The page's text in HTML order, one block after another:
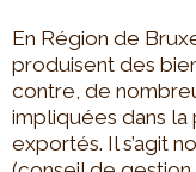
En Région de
produisent des
contre, de
impliquées dans
exportés. Il s’agit